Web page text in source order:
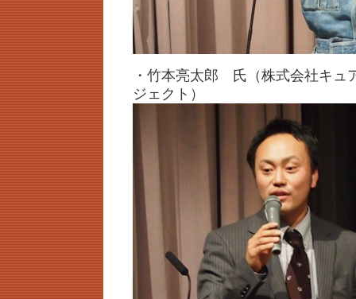
・竹本亮太郎 氏（株式会社キュ
ジェクト）